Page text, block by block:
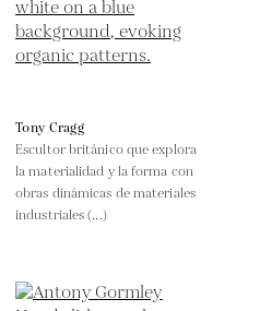
Tony Cragg
Escultor británico que explora
la materialidad y la forma con
obras dinámicas de materiales
industriales (...)